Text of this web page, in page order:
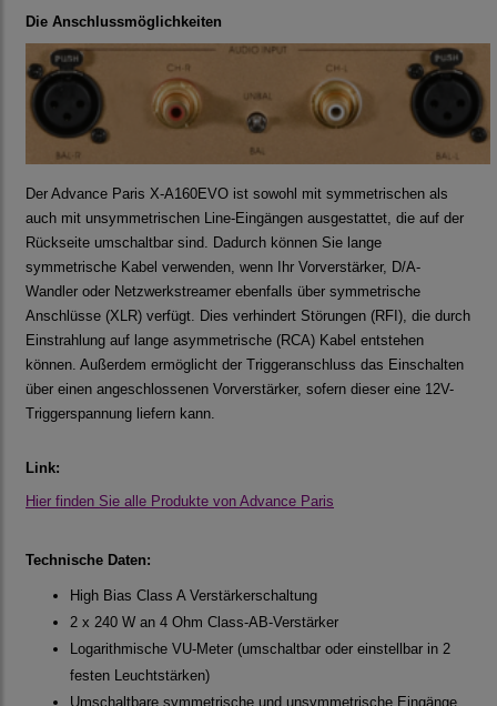
Die Anschlussmöglichkeiten
Der Advance Paris X-A160EVO ist sowohl mit symmetrischen als
auch mit unsymmetrischen Line-Eingängen ausgestattet, die auf der
Rückseite umschaltbar sind. Dadurch können Sie lange
symmetrische Kabel verwenden, wenn Ihr Vorverstärker, D/A-
Wandler oder Netzwerkstreamer ebenfalls über symmetrische
Anschlüsse (XLR) verfügt. Dies verhindert Störungen (RFI), die durch
Einstrahlung auf lange asymmetrische (RCA) Kabel entstehen
können. Außerdem ermöglicht der Triggeranschluss das Einschalten
über einen angeschlossenen Vorverstärker, sofern dieser eine 12V-
Triggerspannung liefern kann.
Link:
Hier finden Sie alle Produkte von Advance Paris
Technische Daten:
High Bias Class A Verstärkerschaltung
2 x 240 W an 4 Ohm Class-AB-Verstärker
Logarithmische VU-Meter (umschaltbar oder einstellbar in 2
festen Leuchtstärken)
Umschaltbare symmetrische und unsymmetrische Eingänge